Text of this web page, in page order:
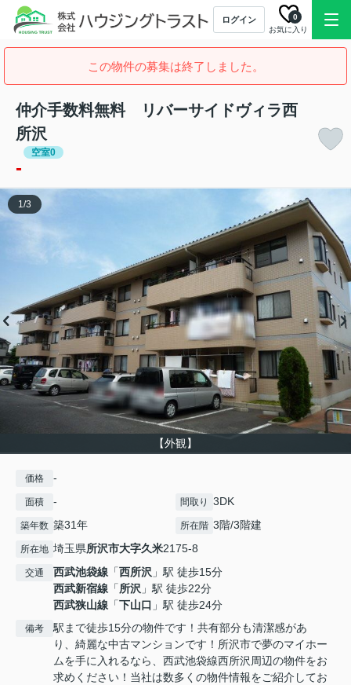
ログイン
お気に入り
0
この物件の募集は終了しました。
仲介手数料無料 リバーサイドヴィラ西
所沢
空室0
-
【外観】
1/3
価格 -
面積 - 間取り 3DK
築年数 築31年 所在階 3階/3階建
所在地 埼玉県所沢市大字久米2175-8
交通 西武池袋線 「西所沢 」駅 徒歩15分
西武新宿線 「所沢 」駅 徒歩22分
西武狭山線 「下山口 」駅 徒歩24分
備考
駅まで徒歩15分の物件です！共有部分も清潔感があ
り、綺麗な中古マンションです！所沢市で夢のマイホー
ムを手に入れるなら、西武池袋線西所沢周辺の物件をお
求めください！当社は数多くの物件情報をご紹介してお